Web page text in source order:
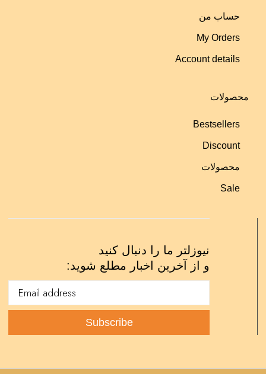
حساب من
My Orders
Account details
محصولات
Bestsellers
Discount
محصولات
Sale
نیوزلتر ما را دنبال کنید
و از آخرین اخبار مطلع شوید: